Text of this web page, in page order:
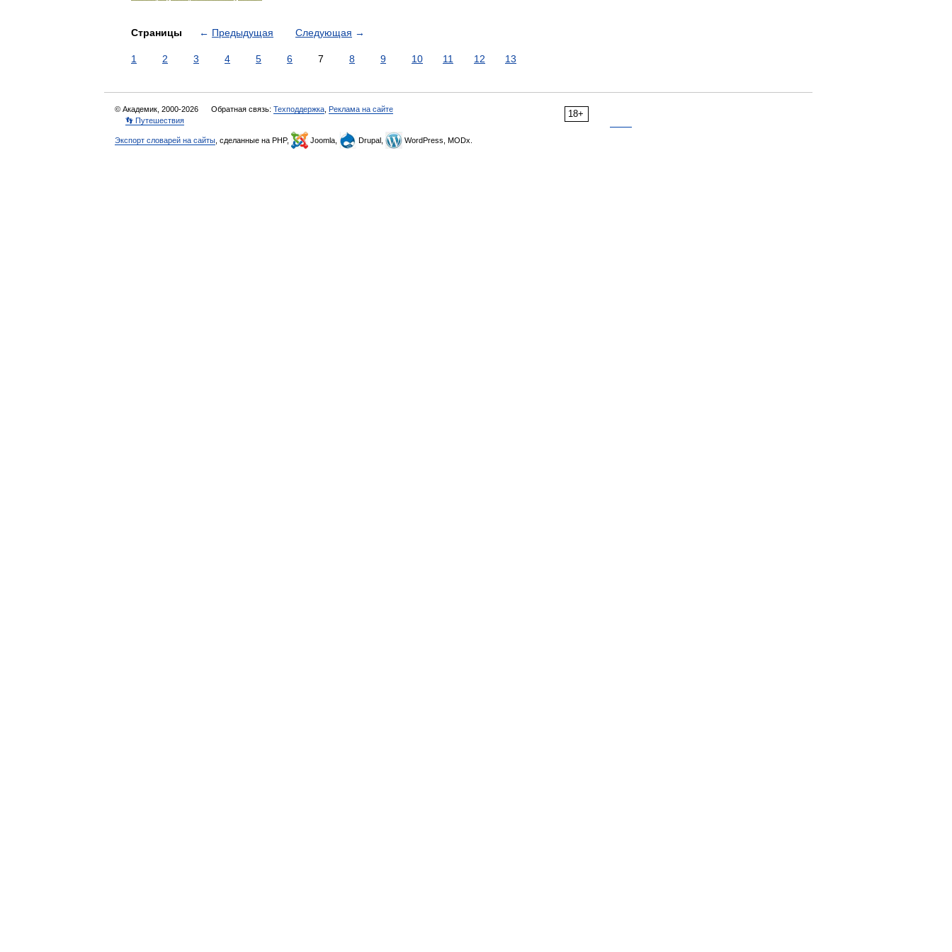
Страницы ← Предыдущая Следующая →
1 2 3 4 5 6 7 8 9 10 11 12 13
18+
© Академик, 2000-2026 Обратная связь: Техподдержка Реклама на сайте
👣 Путешествия
Экспорт словарей на сайты , сделанные на PHP, Joomla, Drupal, WordPress, MODx.